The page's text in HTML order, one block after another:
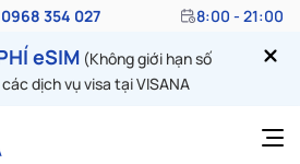
0968 354 027 8:00 - 21:00
eSIM (Không giới hạn số
dịch vụ visa tại VISANA